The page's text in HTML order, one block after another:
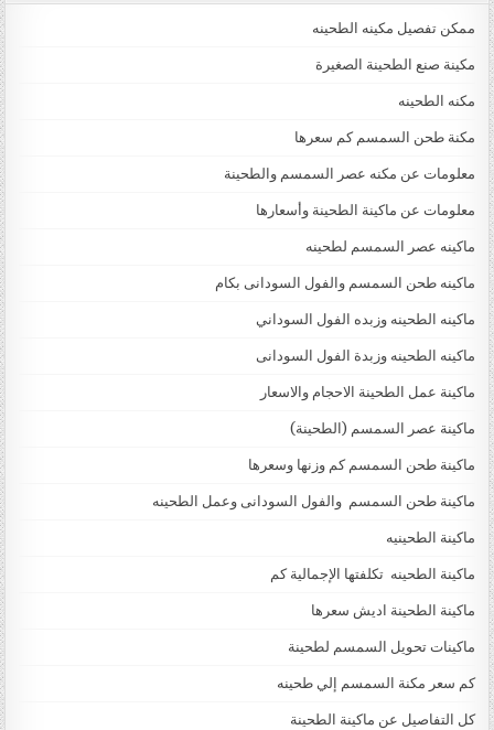
ممكن تفصيل مكينه الطحينه
مكينة صنع الطحينة الصغيرة
مكنه الطحينه
مكنة طحن السمسم كم سعرها
معلومات عن مكنه عصر السمسم والطحينة
معلومات عن ماكينة الطحينة وأسعارها
ماكينه عصر السمسم لطحينه
ماكينه طحن السمسم والفول السودانى بكام
ماكينه الطحينه وزبده الفول السوداني
ماكينه الطحينه وزبدة الفول السودانى
ماكينة عمل الطحينة الاحجام والاسعار
ماكينة عصر السمسم (الطحينة)
ماكينة طحن السمسم كم وزنها وسعرها
ماكينة طحن السمسم والفول السودانى وعمل الطحينه
ماكينة الطحينيه
ماكينة الطحينه تكلفتها الإجمالية كم
ماكينة الطحينة اديش سعرها
ماكينات تحويل السمسم لطحينة
كم سعر مكنة السمسم إلي طحينه
كل التفاصيل عن ماكينة الطحينة